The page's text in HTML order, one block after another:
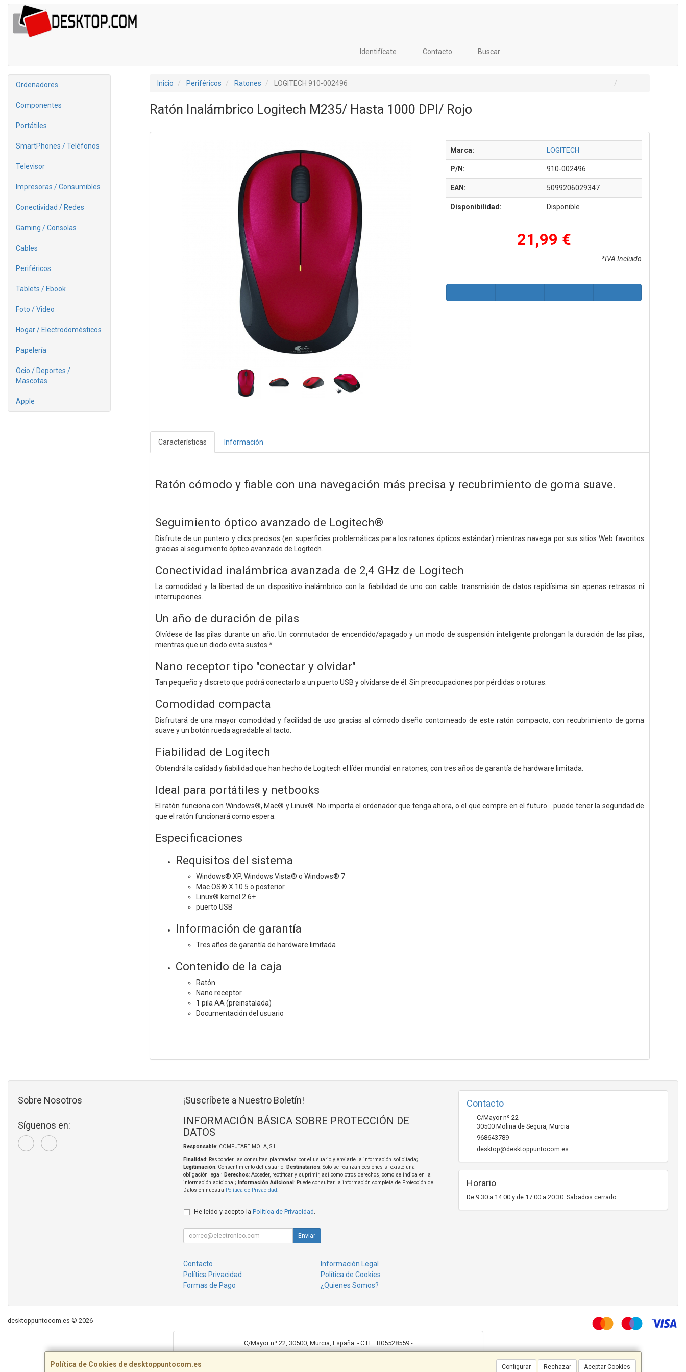
Identifícate Contacto Buscar
Ordenadores
Componentes
Portátiles
SmartPhones / Teléfonos
Televisor
Impresoras / Consumibles
Conectividad / Redes
Gaming / Consolas
Cables
Periféricos
Tablets / Ebook
Foto / Video
Hogar / Electrodomésticos
Papelería
Ocio / Deportes /
Mascotas
Apple
Inicio Periféricos Ratones LOGITECH 910-002496
Ratón Inalámbrico Logitech M235/ Hasta 1000 DPI/ Rojo
Marca: LOGITECH
P/N: 910-002496
EAN: 5099206029347
Disponibilidad: Disponible
21,99 €
*IVA Incluido
Características Información
Ratón cómodo y fiable con una navegación más precisa y recubrimiento de goma suave.
Seguimiento óptico avanzado de Logitech®
Disfrute de un puntero y clics precisos (en superficies problemáticas para los ratones ópticos estándar) mientras navega por sus sitios Web favoritos
gracias al seguimiento óptico avanzado de Logitech.
Conectividad inalámbrica avanzada de 2,4 GHz de Logitech
La comodidad y la libertad de un dispositivo inalámbrico con la fiabilidad de uno con cable: transmisión de datos rapidísima sin apenas retrasos ni
interrupciones.
Un año de duración de pilas
Olvídese de las pilas durante un año. Un conmutador de encendido/apagado y un modo de suspensión inteligente prolongan la duración de las pilas,
mientras que un diodo evita sustos.*
Nano receptor tipo "conectar y olvidar"
Tan pequeño y discreto que podrá conectarlo a un puerto USB y olvidarse de él. Sin preocupaciones por pérdidas o roturas.
Comodidad compacta
Disfrutará de una mayor comodidad y facilidad de uso gracias al cómodo diseño contorneado de este ratón compacto, con recubrimiento de goma
suave y un botón rueda agradable al tacto.
Fiabilidad de Logitech
Obtendrá la calidad y fiabilidad que han hecho de Logitech el líder mundial en ratones, con tres años de garantía de hardware limitada.
Ideal para portátiles y netbooks
El ratón funciona con Windows®, Mac® y Linux®. No importa el ordenador que tenga ahora, o el que compre en el futuro... puede tener la seguridad de
que el ratón funcionará como espera.
Especificaciones
Requisitos del sistema
Windows® XP, Windows Vista® o Windows® 7
Mac OS® X 10.5 o posterior
Linux® kernel 2.6+
puerto USB
Información de garantía
Tres años de garantía de hardware limitada
Contenido de la caja
Ratón
Nano receptor
1 pila AA (preinstalada)
Documentación del usuario
Política de Cookies de desktoppuntocom.es Configurar Rechazar Aceptar Cookies
Sobre Nosotros
Síguenos en:
¡Suscríbete a Nuestro Boletín!
INFORMACIÓN BÁSICA SOBRE PROTECCIÓN DE
DATOS
Responsable: COMPUTARE MOLA, S.L.
Finalidad: Responder las consultas planteadas por el usuario y enviarle la información solicitada;
Legitimación: Consentimiento del usuario; Destinatarios: Solo se realizan cesiones si existe una
obligación legal; Derechos: Acceder, rectificar y suprimir, así como otros derechos, como se indica en la
información adicional;
Información Adicional : Puede consultar la información completa de Protección de
Datos en nuestra Política de Privacidad.
He leído y acepto la Política de Privacidad .
Enviar
Contacto
Información Legal
Política Privacidad
Política de Cookies
Formas de Pago
¿Quienes Somos?
Contacto
C/Mayor nº 22
30500 Molina de Segura, Murcia
968643789
desktop@desktoppuntocom.es
Horario
De 9:30 a 14:00 y de 17:00 a 20:30. Sabados cerrado
desktoppuntocom.es © 2026
C/Mayor nº 22, 30500, Murcia, España. - C.I.F.: B05528559 -